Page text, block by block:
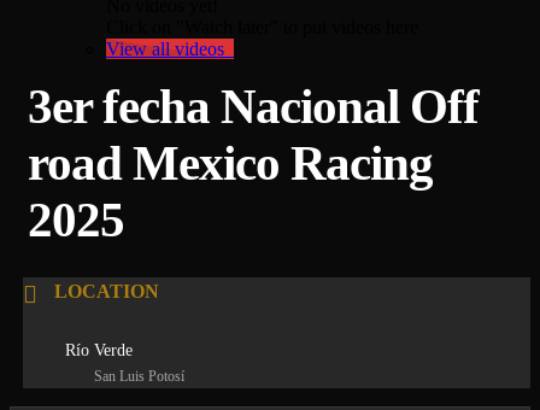
View all videos
3er fecha Nacional Off
road Mexico Racing
2025
LOCATION
Río Verde
San Luis Potosí